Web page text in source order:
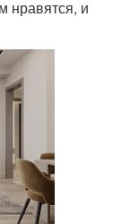
нравятся, и